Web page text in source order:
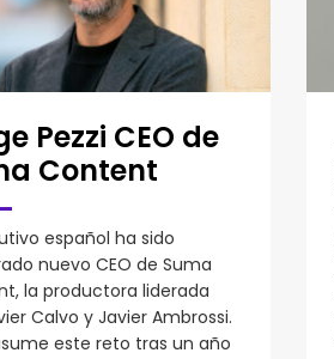
Pezzi CEO de
Content
español ha sido
nuevo CEO de Suma
la productora liderada
Calvo y Javier Ambrossi.
este reto tras un año